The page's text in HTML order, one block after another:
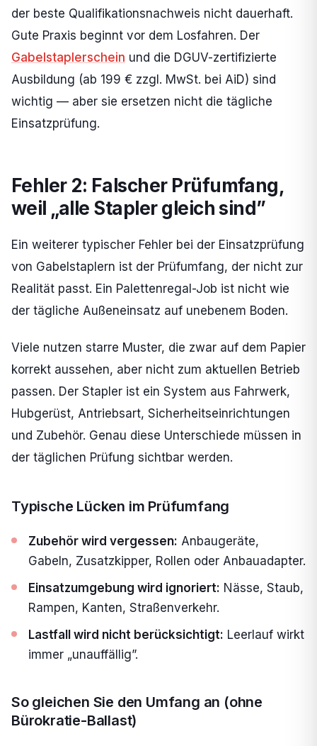
der beste Qualifikationsnachweis nicht dauerhaft.
Gute Praxis beginnt vor dem Losfahren. Der
Gabelstaplerschein und die DGUV-zertifizierte
Ausbildung (ab 199 € zzgl. MwSt. bei AiD) sind
wichtig — aber sie ersetzen nicht die tägliche
Einsatzprüfung.
Fehler 2: Falscher Prüfumfang,
weil „alle Stapler gleich sind”
Ein weiterer typischer Fehler bei der Einsatzprüfung
von Gabelstaplern ist der Prüfumfang, der nicht zur
Realität passt. Ein Palettenregal-Job ist nicht wie
der tägliche Außeneinsatz auf unebenem Boden.
Viele nutzen starre Muster, die zwar auf dem Papier
korrekt aussehen, aber nicht zum aktuellen Betrieb
passen. Der Stapler ist ein System aus Fahrwerk,
Hubgerüst, Antriebsart, Sicherheitseinrichtungen
und Zubehör. Genau diese Unterschiede müssen in
der täglichen Prüfung sichtbar werden.
Typische Lücken im Prüfumfang
Zubehör wird vergessen: Anbaugeräte,
Gabeln, Zusatzkipper, Rollen oder Anbauadapter.
Einsatzumgebung wird ignoriert: Nässe, Staub,
Rampen, Kanten, Straßenverkehr.
Lastfall wird nicht berücksichtigt: Leerlauf wirkt
immer „unauffällig”.
So gleichen Sie den Umfang an (ohne
Bürokratie-Ballast)